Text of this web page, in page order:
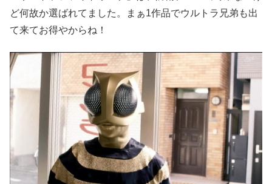
ど何故か選ばれてました。まぁ1作品でウルトラ兄弟も出
て来てお得やからね！